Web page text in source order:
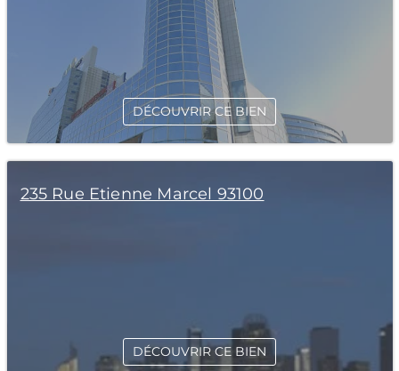
DÉCOUVRIR CE BIEN
235 Rue Etienne Marcel 93100
DÉCOUVRIR CE BIEN